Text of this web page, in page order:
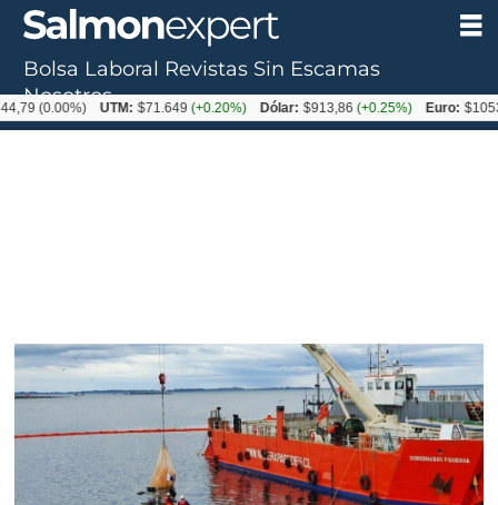
Bolsa Laboral Revistas Sin Escamas
Nosotros
UTM: $71.649(+0.20%) Dólar: $913,86(+0.25%) Euro: $1053,08 (-